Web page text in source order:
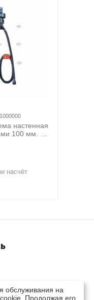
настенная
100 мм. х
арт.
насчёт
обслуживания на
Продолжая его